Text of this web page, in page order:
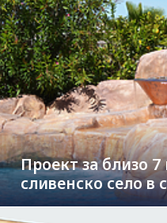
Проект за близо
сливенско село в